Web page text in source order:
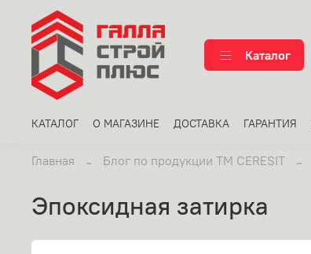
Каталог
КАТАЛОГ О МАГАЗИНЕ ДОСТАВКА ГАРАНТИЯ
Главная Блог по продукции ТМ CERESIT
эпоксидная затирка